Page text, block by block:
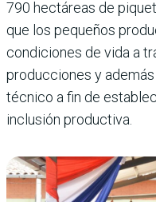
790 hectáreas de
que los pequeños
condiciones de vida a
producciones y
técnico a fin de
inclusión productiva.